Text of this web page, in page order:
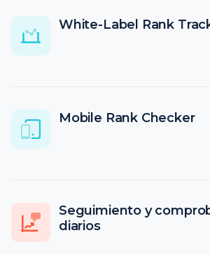
White-Label Rank
Mobile Rank Checker
Seguimiento y
diarios